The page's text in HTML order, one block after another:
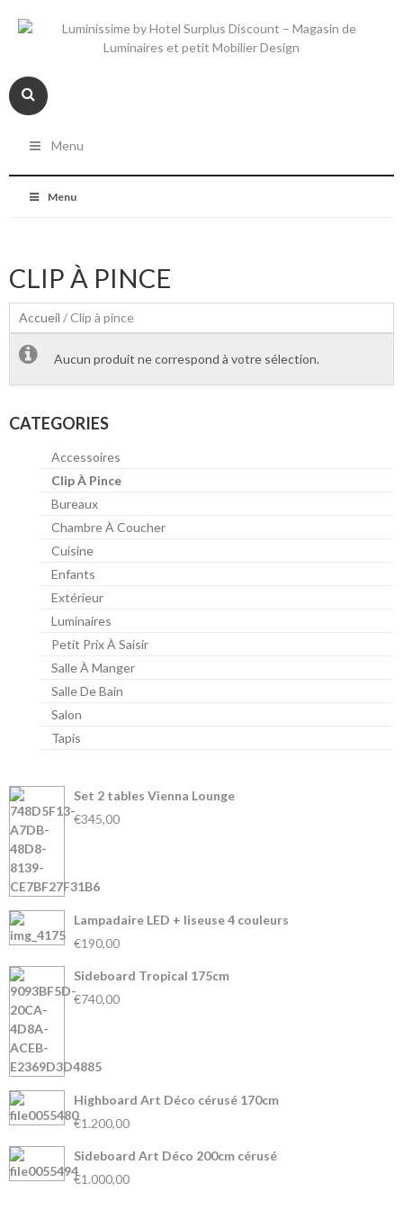
Menu
Menu
CLIP À PINCE
Accueil / Clip à pince
Aucun produit ne correspond à votre sélection.
CATEGORIES
Accessoires
Clip À Pince
Bureaux
Chambre À Coucher
Cuisine
Enfants
Extérieur
Luminaires
Petit Prix À Saisir
Salle À Manger
Salle De Bain
Salon
Tapis
Set 2 tables Vienna Lounge
€345,00
Lampadaire LED + liseuse 4 couleurs
€190,00
Sideboard Tropical 175cm
€740,00
Highboard Art Déco cérusé 170cm
€1.200,00
Sideboard Art Déco 200cm cérusé
€1.000,00